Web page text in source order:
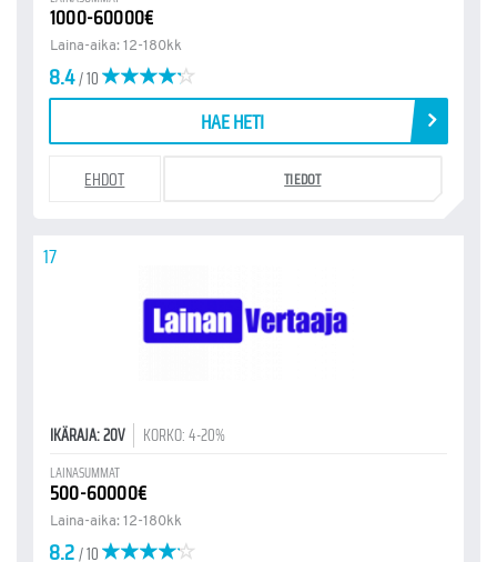
1000-60000€
Laina-aika: 12-180kk
8.4/ 10
HAE HETI
EHDOT TIEDOT
17
IKÄRAJA: 20V KORKO: 4-20%
LAINASUMMAT
500-60000€
Laina-aika: 12-180kk
8.2/ 10